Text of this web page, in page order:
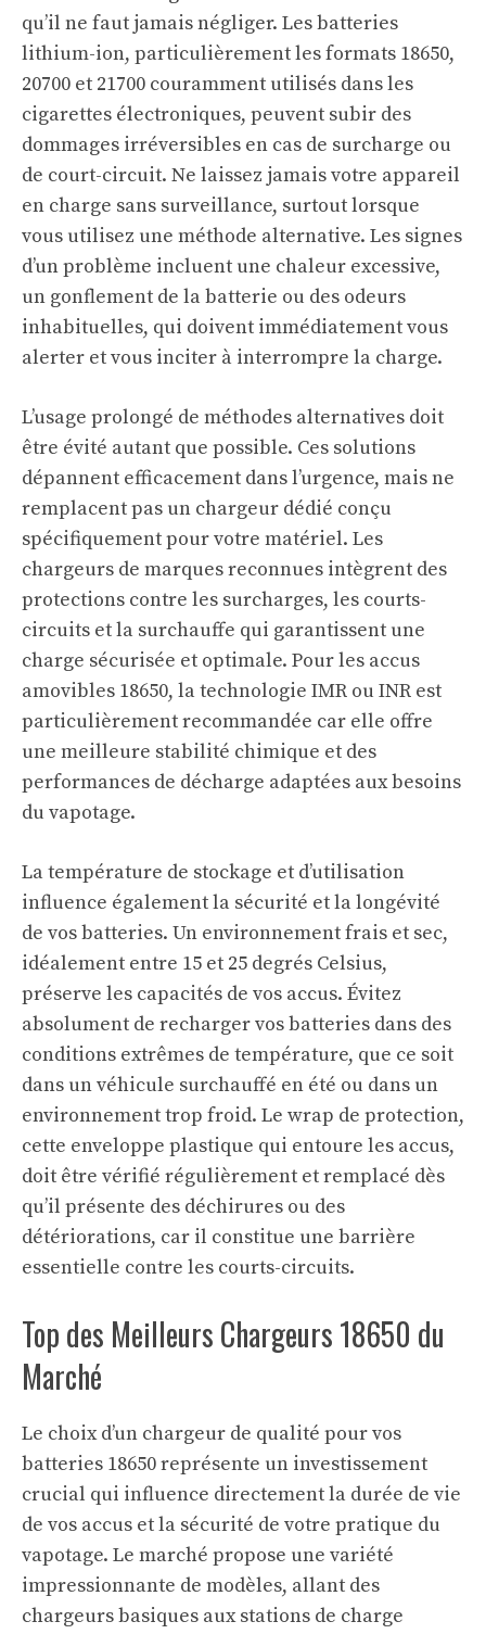
qu’il ne faut jamais négliger. Les batteries
lithium-ion, particulièrement les formats 18650,
20700 et 21700 couramment utilisés dans les
cigarettes électroniques, peuvent subir des
dommages irréversibles en cas de surcharge ou
de court-circuit. Ne laissez jamais votre appareil
en charge sans surveillance, surtout lorsque
vous utilisez une méthode alternative. Les signes
d’un problème incluent une chaleur excessive,
un gonflement de la batterie ou des odeurs
inhabituelles, qui doivent immédiatement vous
alerter et vous inciter à interrompre la charge.
L’usage prolongé de méthodes alternatives doit
être évité autant que possible. Ces solutions
dépannent efficacement dans l’urgence, mais ne
remplacent pas un chargeur dédié conçu
spécifiquement pour votre matériel. Les
chargeurs de marques reconnues intègrent des
protections contre les surcharges, les courts-
circuits et la surchauffe qui garantissent une
charge sécurisée et optimale. Pour les accus
amovibles 18650, la technologie IMR ou INR est
particulièrement recommandée car elle offre
une meilleure stabilité chimique et des
performances de décharge adaptées aux besoins
du vapotage.
La température de stockage et d’utilisation
influence également la sécurité et la longévité
de vos batteries. Un environnement frais et sec,
idéalement entre 15 et 25 degrés Celsius,
préserve les capacités de vos accus. Évitez
absolument de recharger vos batteries dans des
conditions extrêmes de température, que ce soit
dans un véhicule surchauffé en été ou dans un
environnement trop froid. Le wrap de protection,
cette enveloppe plastique qui entoure les accus,
doit être vérifié régulièrement et remplacé dès
qu’il présente des déchirures ou des
détériorations, car il constitue une barrière
essentielle contre les courts-circuits.
Top des Meilleurs Chargeurs 18650 du
Marché
Le choix d’un chargeur de qualité pour vos
batteries 18650 représente un investissement
crucial qui influence directement la durée de vie
de vos accus et la sécurité de votre pratique du
vapotage. Le marché propose une variété
impressionnante de modèles, allant des
chargeurs basiques aux stations de charge